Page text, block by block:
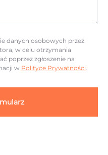
danych osobowych przez
w celu otrzymania
poprzez zgłoszenie na
w Polityce Prywatności